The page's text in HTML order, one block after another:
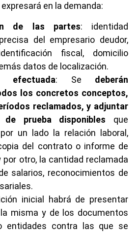
en la demanda:
de las partes: identidad
del empresario deudor,
fiscal, domicilio
datos de localización.
efectuada: Se deberán
los concretos conceptos,
reclamados, y adjuntar
prueba disponibles que
un lado la relación laboral,
del contrato o informe de
por otro, la cantidad reclamada
salarios, reconocimientos de
inicial habrá de presentar
misma y de los documentos
entidades contra las que se